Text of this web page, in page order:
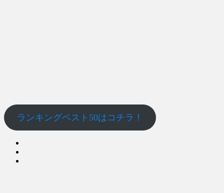
ランキングベスト50はコチラ！